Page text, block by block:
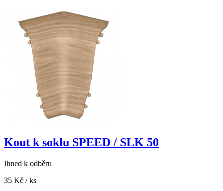
Kout k soklu SPEED / SLK 50
Ihned k odběru
35 Kč / ks